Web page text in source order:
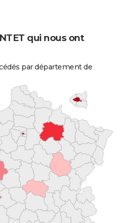
qui nous ont
par département de